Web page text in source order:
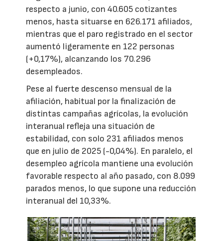
respecto a junio, con 40.605 cotizantes
menos, hasta situarse en 626.171 afiliados,
mientras que el paro registrado en el sector
aumentó ligeramente en 122 personas
(+0,17%), alcanzando los 70.296
desempleados.
Pese al fuerte descenso mensual de la
afiliación, habitual por la finalización de
distintas campañas agrícolas, la evolución
interanual refleja una situación de
estabilidad, con solo 231 afiliados menos
que en julio de 2025 (-0,04%). En paralelo, el
desempleo agrícola mantiene una evolución
favorable respecto al año pasado, con 8.099
parados menos, lo que supone una reducción
interanual del 10,33%.